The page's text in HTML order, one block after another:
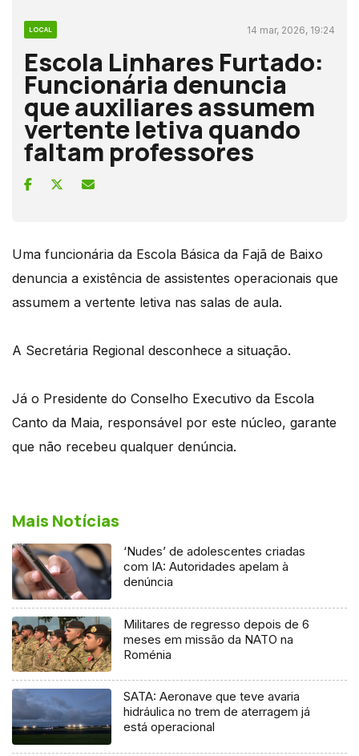
LOCAL 14 mar, 2026, 19:24
Escola Linhares Furtado:
Funcionária denuncia
que auxiliares assumem
vertente letiva quando
faltam professores
Uma funcionária da Escola Básica da Fajã de Baixo
denuncia a existência de assistentes operacionais que
assumem a vertente letiva nas salas de aula.
A Secretária Regional desconhece a situação.
Já o Presidente do Conselho Executivo da Escola
Canto da Maia, responsável por este núcleo, garante
que não recebeu qualquer denúncia.
Mais Notícias
‘Nudes’ de adolescentes criadas
com IA: Autoridades apelam à
denúncia
Militares de regresso depois de 6
meses em missão da NATO na
Roménia
SATA: Aeronave que teve avaria
hidráulica no trem de aterragem já
está operacional